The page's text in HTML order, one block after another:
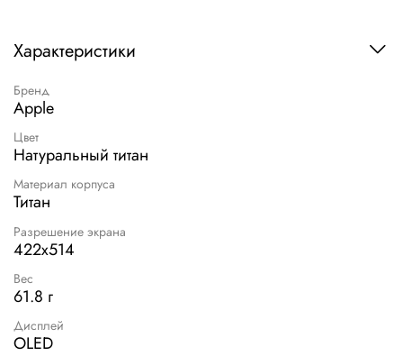
Характеристики
Бренд
Apple
Цвет
Натуральный титан
Материал корпуса
Титан
Разрешение экрана
422x514
Вес
61.8 г
Дисплей
OLED